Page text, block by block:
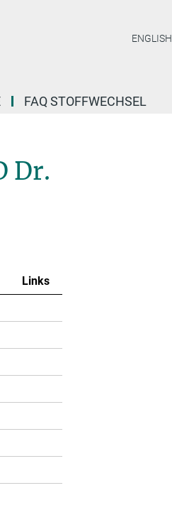
ENGLISH
FAQ STOFFWECHSEL
Dr.
Links